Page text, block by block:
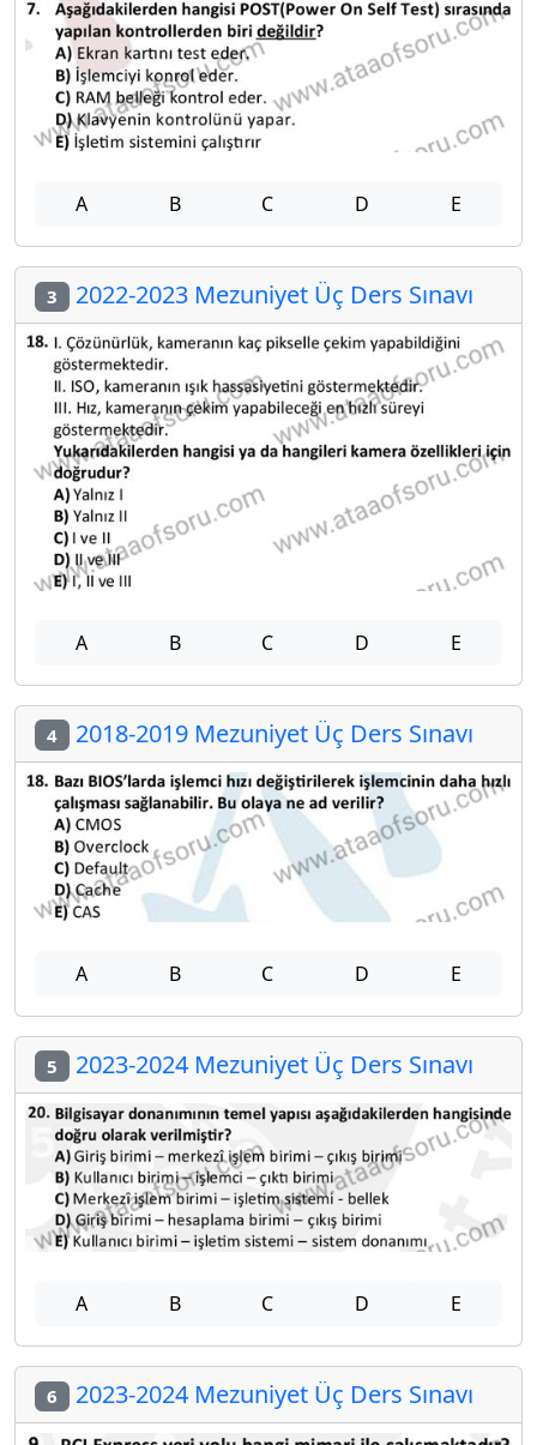
A B C D E
3 2022-2023 Mezuniyet Üç Ders Sınavı
A B C D E
4 2018-2019 Mezuniyet Üç Ders Sınavı
A B C D E
5 2023-2024 Mezuniyet Üç Ders Sınavı
A B C D E
6 2023-2024 Mezuniyet Üç Ders Sınavı